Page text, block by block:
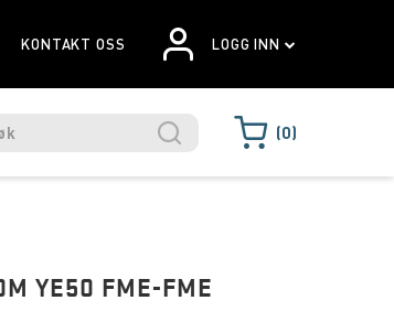
KONTAKT OSS LOGG INN
0
YE50 FME-FME